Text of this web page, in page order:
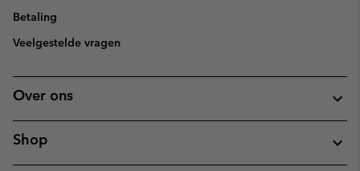
Betaling
Veelgestelde vragen
Over ons
Shop